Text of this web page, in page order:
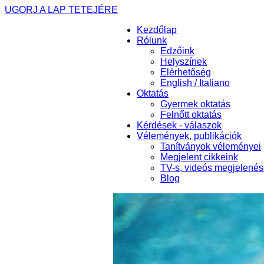
UGORJ A LAP TETEJÉRE
Kezdőlap
Rólunk
Edzőink
Helyszínek
Elérhetőség
English / Italiano
Oktatás
Gyermek oktatás
Felnőtt oktatás
Kérdések - válaszok
Vélemények, publikációk
Tanítványok véleményei
Megjelent cikkeink
TV-s, videós
Blog